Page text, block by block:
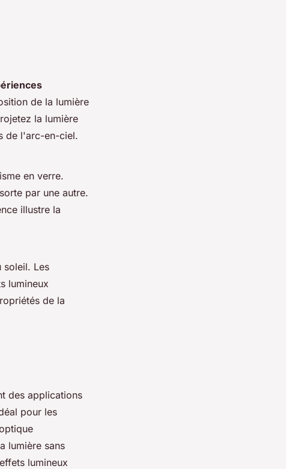
de la lumière
la lumière
de l'arc-en-ciel.
en verre.
par une autre.
illustre la
soleil. Les
lumineux
de la
des applications
pour les
lumière sans
lumineux